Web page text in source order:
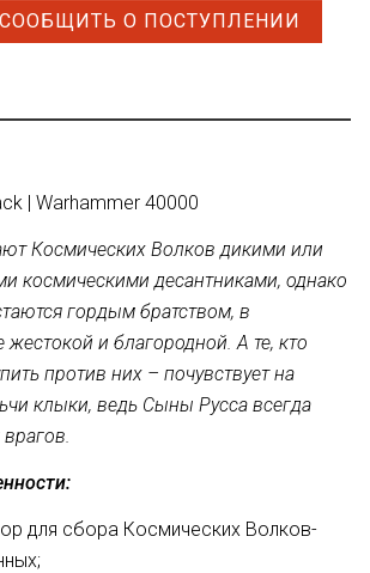
СООБЩИТЬ О ПОСТУПЛЕНИИ
| Warhammer 40000
Космических Волков дикими или
космическими десантниками, однако
гордым братством, в
и благородной. А те, кто
против них – почувствует на
клыки, ведь Сыны Русса всегда
для сбора Космических Волков-